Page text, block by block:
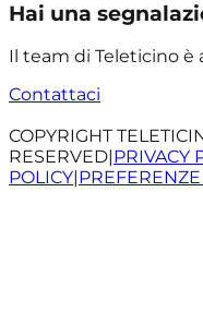
Hai una
Il team di Teleticino è
Contattaci
COPYRIGHT
RESERVED|PRIVACY
POLICY|